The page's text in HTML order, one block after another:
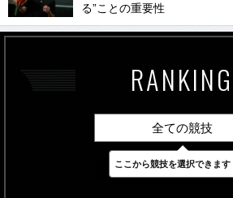
る”ことの重要性
RANKING
全ての競技
最新 24時間
ここから競技を選択できます